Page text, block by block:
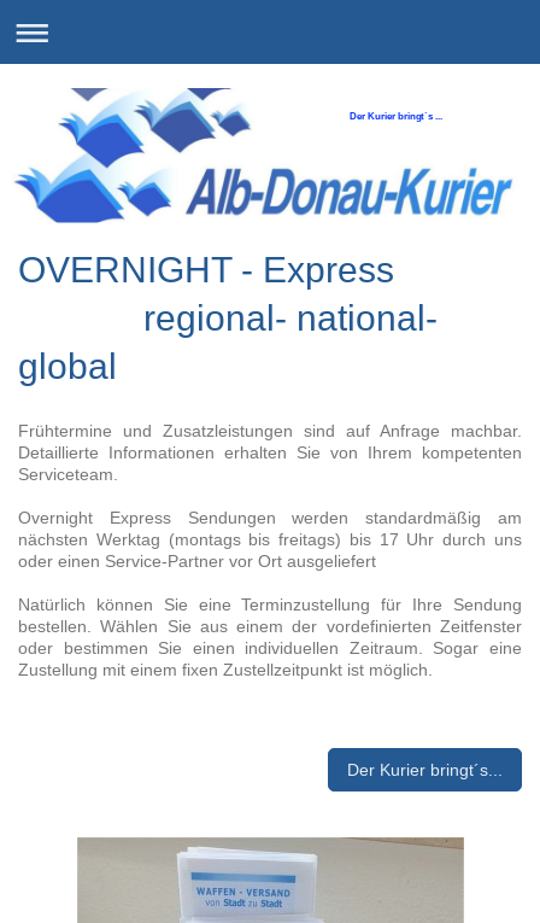
Der Kurier bringt´s ...
OVERNIGHT - Express
regional- national-
global
Frühtermine und Zusatzleistun­gen sind auf Anfrage machbar.
Detaillierte Informatio­nen erhalten Sie von Ihrem kompetenten
Serviceteam.
Overnight Express Sendungen werden standardmäßig am
nächsten Werktag (montags bis freitags) bis 17 Uhr durch uns
oder einen Service-Partner vor Ort ausgeliefert
Natürlich können Sie eine Terminzustellung für Ihre Sendung
bestellen. Wählen Sie aus einem der vordefinierten Zeitfenster
oder bestimmen Sie einen individuellen Zeitraum. Sogar eine
Zustellung mit einem fixen Zustellzeitpunkt ist möglich.
Der Kurier bringt´s...